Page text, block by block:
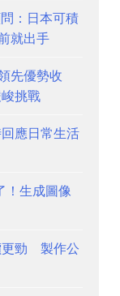
：日本可積
就出手
先優勢收
挑戰
應日常生活
！生成圖像
更勁 製作公